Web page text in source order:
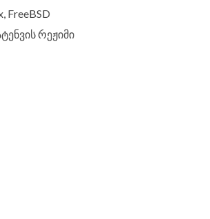
FreeBSD
რეჟიმი